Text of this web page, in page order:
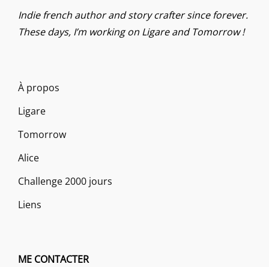
Indie french author and story crafter since forever.
These days, I’m working on Ligare and Tomorrow !
À propos
Ligare
Tomorrow
Alice
Challenge 2000 jours
Liens
ME CONTACTER